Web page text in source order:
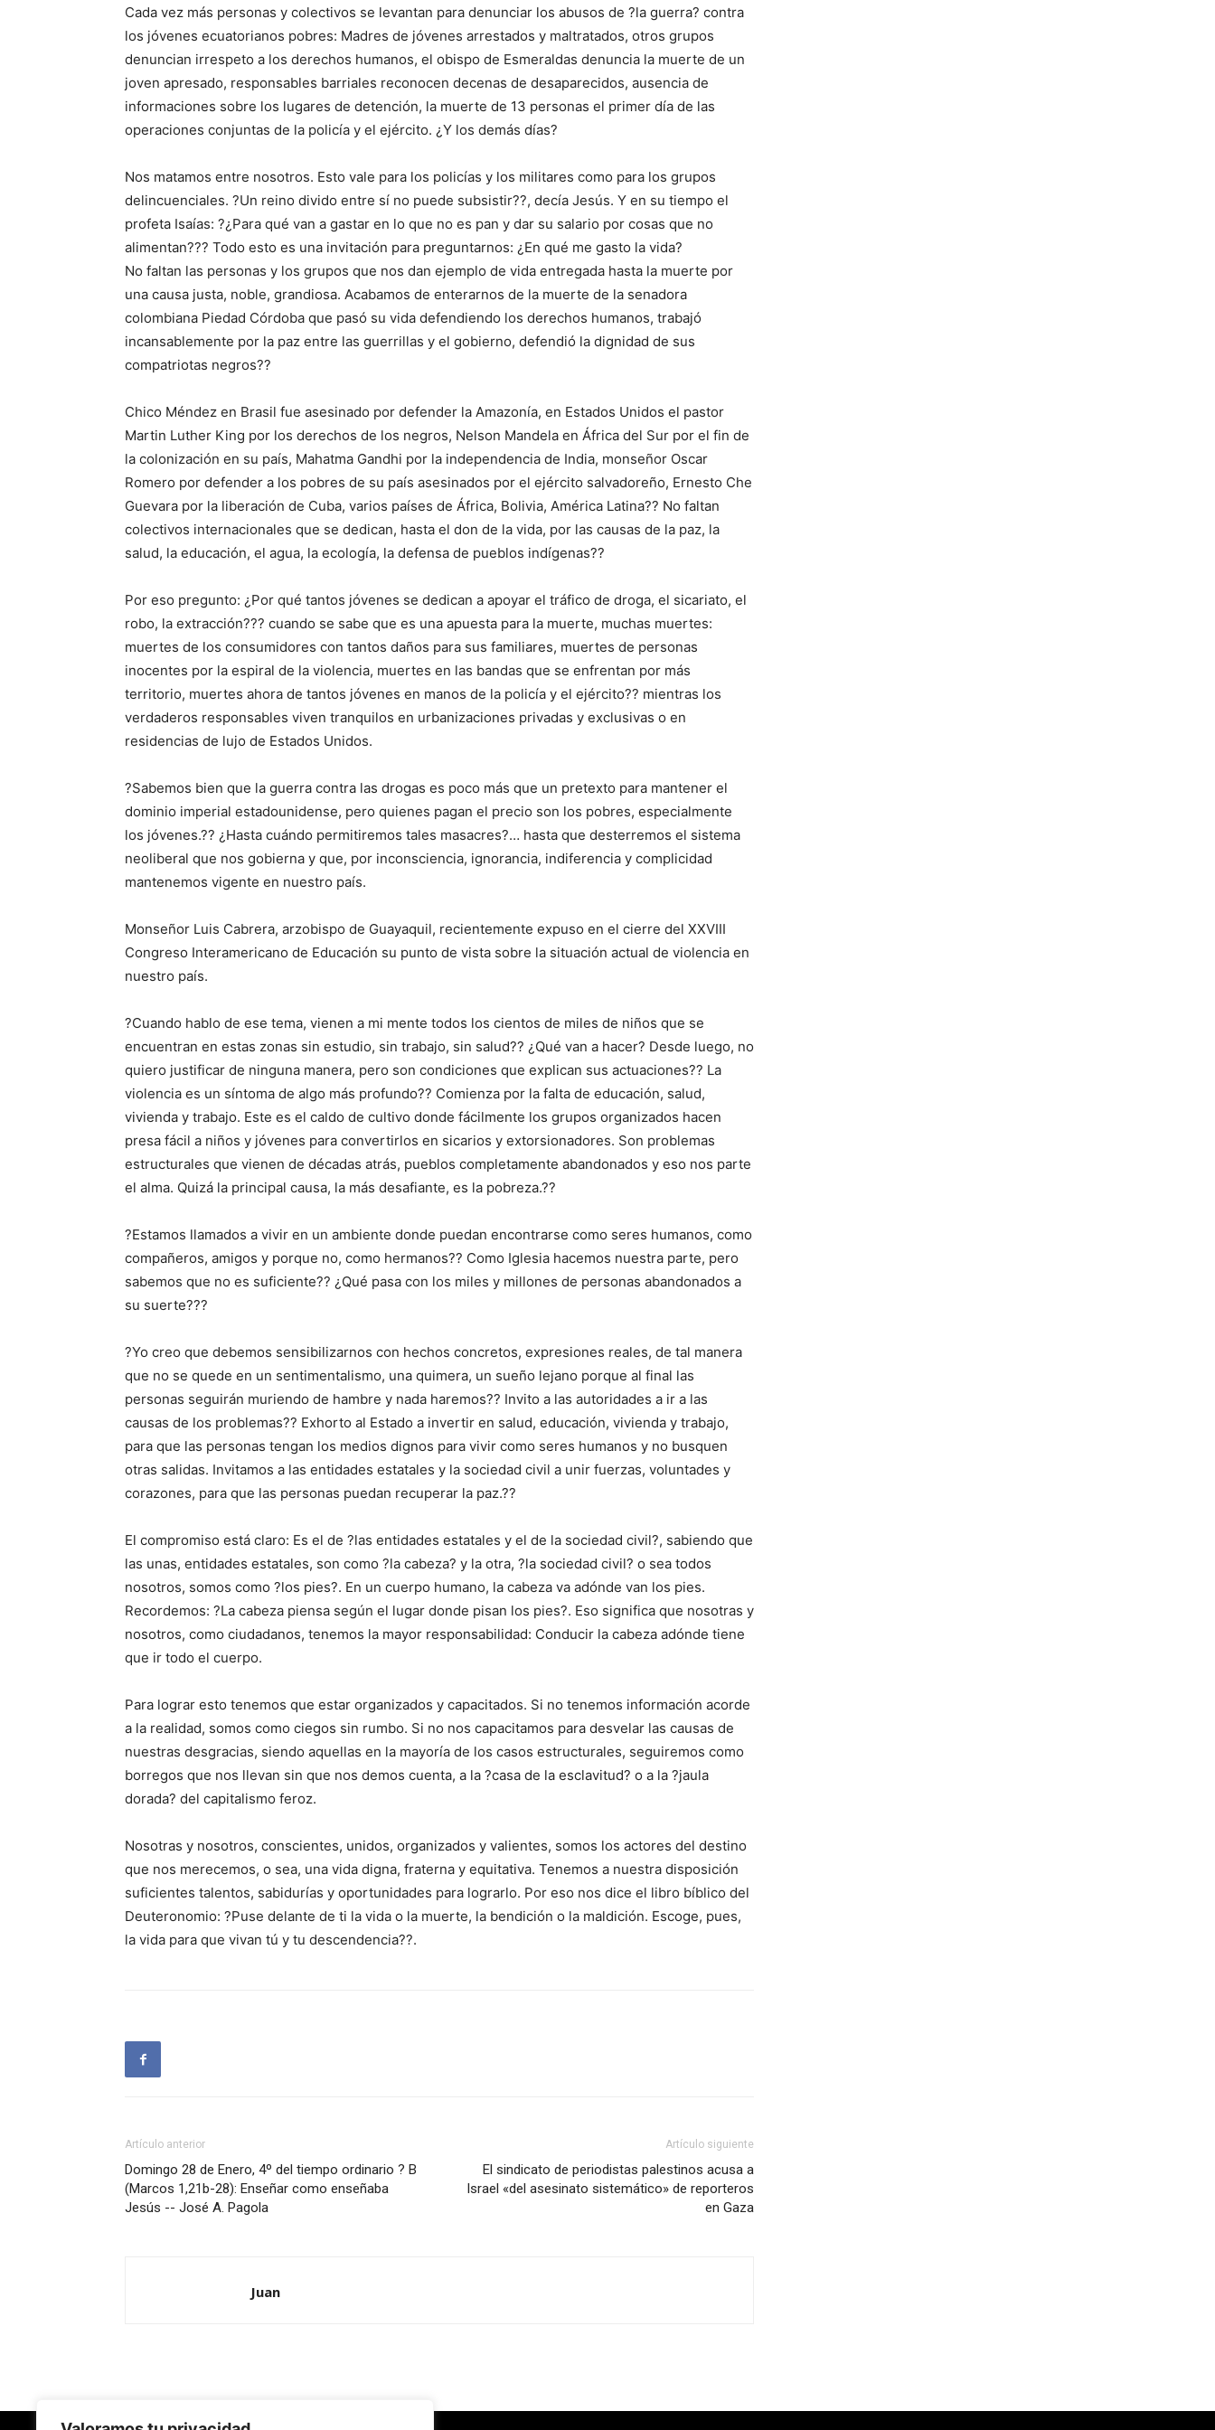
Cada vez más personas y colectivos se levantan para denunciar los abusos de ?la guerra? contra
los jóvenes ecuatorianos pobres: Madres de jóvenes arrestados y maltratados, otros grupos
denuncian irrespeto a los derechos humanos, el obispo de Esmeraldas denuncia la muerte de un
joven apresado, responsables barriales reconocen decenas de desaparecidos, ausencia de
informaciones sobre los lugares de detención, la muerte de 13 personas el primer día de las
operaciones conjuntas de la policía y el ejército. ¿Y los demás días?
Nos matamos entre nosotros. Esto vale para los policías y los militares como para los grupos
delincuenciales. ?Un reino divido entre sí no puede subsistir??, decía Jesús. Y en su tiempo el
profeta Isaías: ?¿Para qué van a gastar en lo que no es pan y dar su salario por cosas que no
alimentan??? Todo esto es una invitación para preguntarnos: ¿En qué me gasto la vida?
No faltan las personas y los grupos que nos dan ejemplo de vida entregada hasta la muerte por
una causa justa, noble, grandiosa. Acabamos de enterarnos de la muerte de la senadora
colombiana Piedad Córdoba que pasó su vida defendiendo los derechos humanos, trabajó
incansablemente por la paz entre las guerrillas y el gobierno, defendió la dignidad de sus
compatriotas negros??
Chico Méndez en Brasil fue asesinado por defender la Amazonía, en Estados Unidos el pastor
Martin Luther King por los derechos de los negros, Nelson Mandela en África del Sur por el fin de
la colonización en su país, Mahatma Gandhi por la independencia de India, monseñor Oscar
Romero por defender a los pobres de su país asesinados por el ejército salvadoreño, Ernesto Che
Guevara por la liberación de Cuba, varios países de África, Bolivia, América Latina?? No faltan
colectivos internacionales que se dedican, hasta el don de la vida, por las causas de la paz, la
salud, la educación, el agua, la ecología, la defensa de pueblos indígenas??
Por eso pregunto: ¿Por qué tantos jóvenes se dedican a apoyar el tráfico de droga, el sicariato, el
robo, la extracción??? cuando se sabe que es una apuesta para la muerte, muchas muertes:
muertes de los consumidores con tantos daños para sus familiares, muertes de personas
inocentes por la espiral de la violencia, muertes en las bandas que se enfrentan por más
territorio, muertes ahora de tantos jóvenes en manos de la policía y el ejército?? mientras los
verdaderos responsables viven tranquilos en urbanizaciones privadas y exclusivas o en
residencias de lujo de Estados Unidos.
?Sabemos bien que la guerra contra las drogas es poco más que un pretexto para mantener el
dominio imperial estadounidense, pero quienes pagan el precio son los pobres, especialmente
los jóvenes.?? ¿Hasta cuándo permitiremos tales masacres?… hasta que desterremos el sistema
neoliberal que nos gobierna y que, por inconsciencia, ignorancia, indiferencia y complicidad
mantenemos vigente en nuestro país.
Monseñor Luis Cabrera, arzobispo de Guayaquil, recientemente expuso en el cierre del XXVIII
Congreso Interamericano de Educación su punto de vista sobre la situación actual de violencia en
nuestro país.
?Cuando hablo de ese tema, vienen a mi mente todos los cientos de miles de niños que se
encuentran en estas zonas sin estudio, sin trabajo, sin salud?? ¿Qué van a hacer? Desde luego, no
quiero justificar de ninguna manera, pero son condiciones que explican sus actuaciones?? La
violencia es un síntoma de algo más profundo?? Comienza por la falta de educación, salud,
vivienda y trabajo. Este es el caldo de cultivo donde fácilmente los grupos organizados hacen
presa fácil a niños y jóvenes para convertirlos en sicarios y extorsionadores. Son problemas
estructurales que vienen de décadas atrás, pueblos completamente abandonados y eso nos parte
el alma. Quizá la principal causa, la más desafiante, es la pobreza.??
?Estamos llamados a vivir en un ambiente donde puedan encontrarse como seres humanos, como
compañeros, amigos y porque no, como hermanos?? Como Iglesia hacemos nuestra parte, pero
sabemos que no es suficiente?? ¿Qué pasa con los miles y millones de personas abandonados a
su suerte???
?Yo creo que debemos sensibilizarnos con hechos concretos, expresiones reales, de tal manera
que no se quede en un sentimentalismo, una quimera, un sueño lejano porque al final las
personas seguirán muriendo de hambre y nada haremos?? Invito a las autoridades a ir a las
causas de los problemas?? Exhorto al Estado a invertir en salud, educación, vivienda y trabajo,
para que las personas tengan los medios dignos para vivir como seres humanos y no busquen
otras salidas. Invitamos a las entidades estatales y la sociedad civil a unir fuerzas, voluntades y
corazones, para que las personas puedan recuperar la paz.??
El compromiso está claro: Es el de ?las entidades estatales y el de la sociedad civil?, sabiendo que
las unas, entidades estatales, son como ?la cabeza? y la otra, ?la sociedad civil? o sea todos
nosotros, somos como ?los pies?. En un cuerpo humano, la cabeza va adónde van los pies.
Recordemos: ?La cabeza piensa según el lugar donde pisan los pies?. Eso significa que nosotras y
nosotros, como ciudadanos, tenemos la mayor responsabilidad: Conducir la cabeza adónde tiene
que ir todo el cuerpo.
Para lograr esto tenemos que estar organizados y capacitados. Si no tenemos información acorde
a la realidad, somos como ciegos sin rumbo. Si no nos capacitamos para desvelar las causas de
nuestras desgracias, siendo aquellas en la mayoría de los casos estructurales, seguiremos como
borregos que nos llevan sin que nos demos cuenta, a la ?casa de la esclavitud? o a la ?jaula
dorada? del capitalismo feroz.
Nosotras y nosotros, conscientes, unidos, organizados y valientes, somos los actores del destino
que nos merecemos, o sea, una vida digna, fraterna y equitativa. Tenemos a nuestra disposición
suficientes talentos, sabidurías y oportunidades para lograrlo. Por eso nos dice el libro bíblico del
Deuteronomio: ?Puse delante de ti la vida o la muerte, la bendición o la maldición. Escoge, pues,
la vida para que vivan tú y tu descendencia??.
Artículo anterior
Domingo 28 de Enero, 4º del tiempo ordinario ? B
(Marcos 1,21b-28): Enseñar como enseñaba
Jesús -- José A. Pagola
Artículo siguiente
El sindicato de periodistas palestinos acusa a
Israel «del asesinato sistemático» de reporteros
en Gaza
Juan